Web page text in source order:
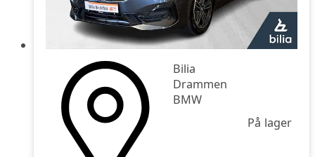
Bilia
Drammen
BMW
På lager